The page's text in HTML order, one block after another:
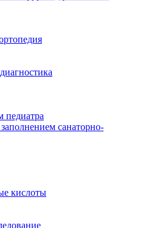
санаторно-
кислоты